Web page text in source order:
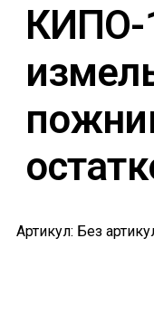
КИПО-
Артикул: Без